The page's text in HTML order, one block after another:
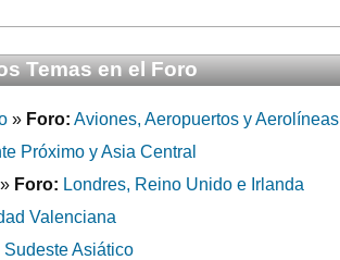
Temas en el Foro
» Foro: Aviones, Aeropuertos y Aerolíneas
Próximo y Asia Central
» Foro: Londres, Reino Unido e Irlanda
Valenciana
Sudeste Asiático